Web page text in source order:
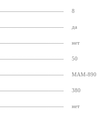
8
да
нет
50
МАМ-890
380
нет